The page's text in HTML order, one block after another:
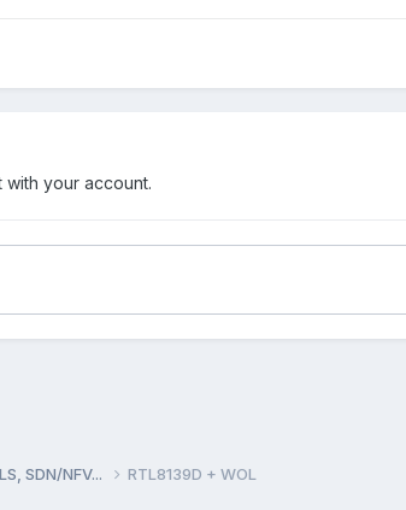
with your account.
SDN/NFV... RTL8139D + WOL